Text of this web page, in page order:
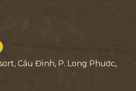
Cầu Đình, P. Long Phước,